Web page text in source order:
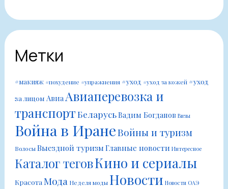
Метки
#макияж #похудение #упражнения #уход #уход за кожей #уход
за лицом Авиа Авиаперевозка и
транспортБеларусьВадим Богданов Визы
Война в ИранеВойны и туризм
ВолосыВыездной туризмГлавные новости Интересное
Каталог теговКино и сериалы
Красота Мода Неделя моды Новости Новости ОАЭ